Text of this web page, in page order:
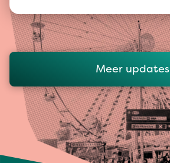
Meer updates